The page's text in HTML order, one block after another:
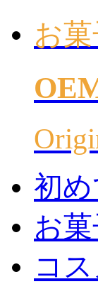
お
初
お
コ